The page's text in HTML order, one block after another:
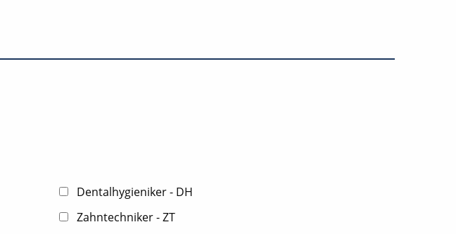
Dentalhygieniker - DH
Zahntechniker - ZT